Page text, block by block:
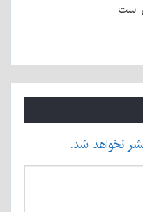
است
نخواهد شد.